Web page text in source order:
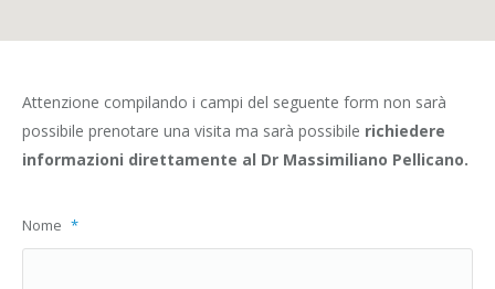
Attenzione compilando i campi del seguente form non sarà
possibile prenotare una visita ma sarà possibile richiedere
informazioni direttamente al Dr Massimiliano Pellicano.
Nome *